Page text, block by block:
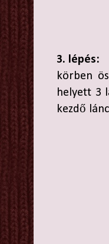
3. lépés:
körben
helyett 3
kezdő